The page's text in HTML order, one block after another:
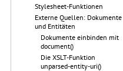
Stylesheet-Funktionen
Externe Quellen: Dokumente
und Entitäten
Dokumente einbinden mit
document()
Die XSLT-Funktion
unparsed-entity-uri()